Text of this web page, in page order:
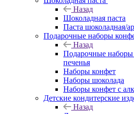
Назад
Шоколадная паста
Паста шоколадная/
Подарочные наборы
Назад
Подарочные наборы
печенья
Наборы конфет
Наборы шоколада
Наборы конфет с
Детские кондитерские
Назад